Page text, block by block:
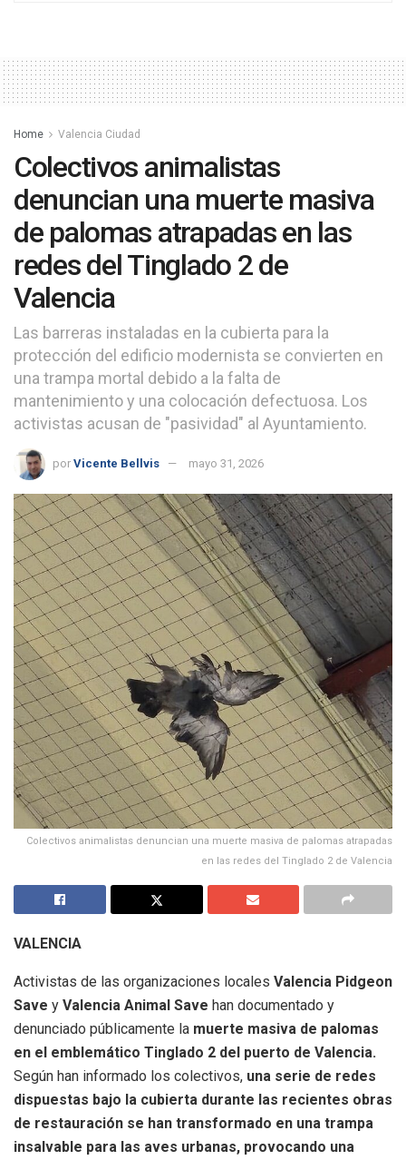
Home Valencia Ciudad
Colectivos animalistas
denuncian una muerte masiva
de palomas atrapadas en las
redes del Tinglado 2 de
Valencia
Las barreras instaladas en la cubierta para la
protección del edificio modernista se convierten en
una trampa mortal debido a la falta de
mantenimiento y una colocación defectuosa. Los
activistas acusan de "pasividad" al Ayuntamiento.
por Vicente Bellvis mayo 31, 2026
Colectivos animalistas denuncian una muerte masiva de palomas atrapadas
en las redes del Tinglado 2 de Valencia
VALENCIA
Activistas de las organizaciones locales Valencia Pidgeon
Save y Valencia Animal Save han documentado y
denunciado públicamente la muerte masiva de palomas
en el emblemático Tinglado 2 del puerto de Valencia.
Según han informado los colectivos, una serie de redes
dispuestas bajo la cubierta durante las recientes obras
de restauración se han transformado en una trampa
insalvable para las aves urbanas, provocando una